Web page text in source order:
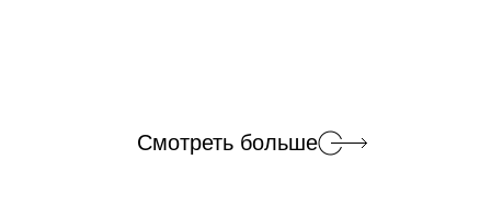
Смотреть больше